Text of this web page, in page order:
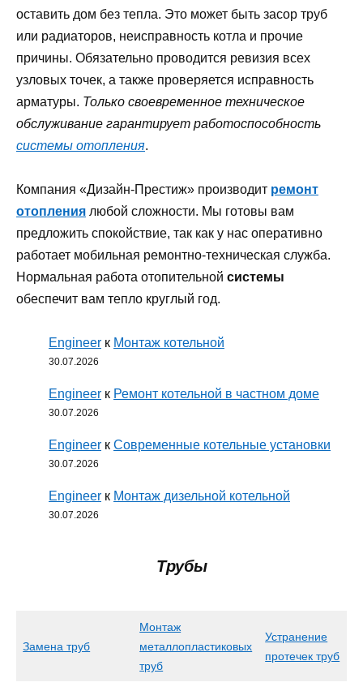
оставить дом без тепла. Это может быть засор труб
или радиаторов, неисправность котла и прочие
причины. Обязательно проводится ревизия всех
узловых точек, а также проверяется исправность
арматуры. Только своевременное техническое
обслуживание гарантирует работоспособность
системы отопления.
Компания «Дизайн-Престиж» производит ремонт
отопления любой сложности. Мы готовы вам
предложить спокойствие, так как у нас оперативно
работает мобильная ремонтно-техническая служба.
Нормальная работа отопительной системы
обеспечит вам тепло круглый год.
Engineer к Монтаж котельной
30.07.2026
Engineer к Ремонт котельной в частном доме
30.07.2026
Engineer к Современные котельные установки
30.07.2026
Engineer к Монтаж дизельной котельной
30.07.2026
Трубы
Замена труб
Монтаж
металлопластиковых
труб
Устранение
протечек труб